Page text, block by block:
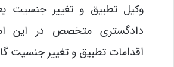
وکیل تطبیق و تغییر جنسیت
دادگستری متخصص در این
اقدامات تطبیق و تغییر جنسیت